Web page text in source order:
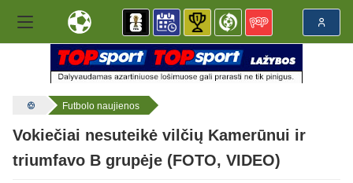
Futbolo naujienos
Vokiečiai nesuteikė vilčių Kamerūnui ir
triumfavo B grupėje (FOTO, VIDEO)